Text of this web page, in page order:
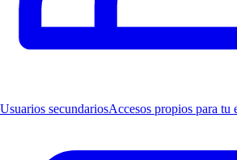
Usuarios secundariosAccesos propios para tu